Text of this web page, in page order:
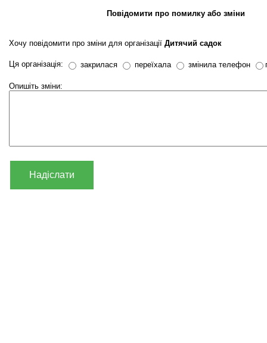
Повідомити про помилку або зміни
Хочу повідомити про зміни для організації Дитячий садок
Ця організація: закрилася переїхала змінила телефон
Опишіть зміни:
Надіслати